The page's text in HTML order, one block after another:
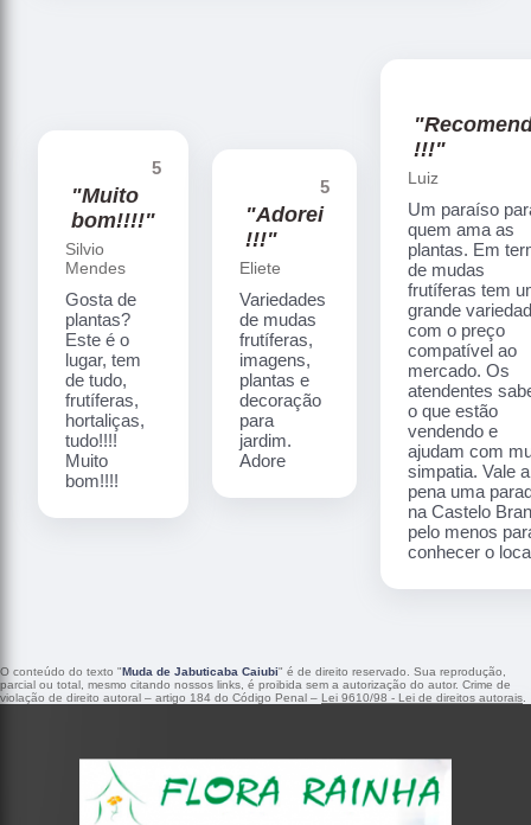
5
"Muito
bom!!!!"
Silvio
Mendes
Gosta de
plantas?
Este é o
lugar, tem
de tudo,
frutíferas,
hortaliças,
tudo!!!!
Muito
bom!!!!
5
"Adorei
!!!"
Eliete
Variedades
de mudas
frutíferas,
imagens,
plantas e
decoração
para
jardim.
Adore
!!!"
Luiz
Um paraíso
quem ama as
plantas. Em
de mudas
frutíferas tem
grande
com o preço
compatível ao
mercado. Os
atendentes
o que estão
vendendo e
ajudam com
simpatia. Vale a
pena uma
na Castelo
pelo menos
conhecer o
O conteúdo do texto "Muda de Jabuticaba Caiubi" é de direito reservado. Sua reprodução,
parcial ou total, mesmo citando nossos links, é proibida sem a autorização do autor. Crime de
violação de direito autoral – artigo 184 do Código Penal – Lei 9610/98 - Lei de direitos autorais